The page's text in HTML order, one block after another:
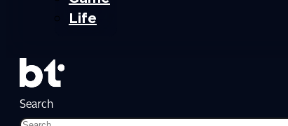
Life
Search